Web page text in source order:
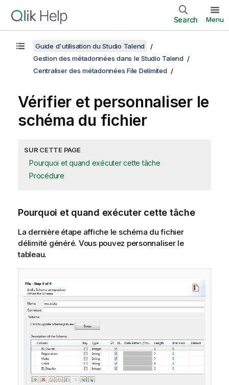
Search Menu
Guide d'utilisation du Studio Talend
Gestion des métadonnées dans le Studio Talend
Centraliser des métadonnées File Delimited
Vérifier et personnaliser le
schéma du fichier
SUR CETTE PAGE
Pourquoi et quand exécuter cette tâche
Procédure
Pourquoi et quand exécuter cette tâche
La dernière étape affiche le schéma du fichier
délimité généré. Vous pouvez personnaliser le
tableau.